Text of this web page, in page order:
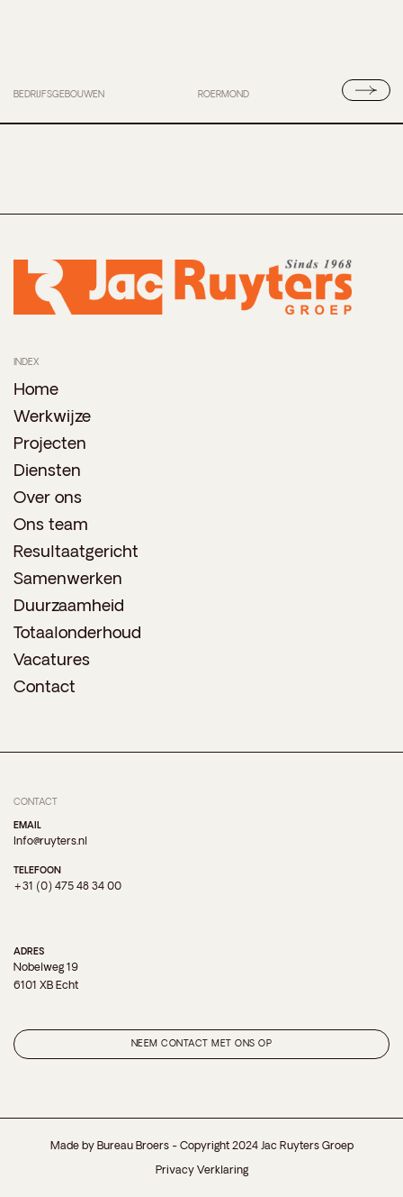
BEDRIJFSGEBOUWEN ROERMOND
INDEX
Home
Werkwijze
Projecten
Diensten
Over ons
Ons team
Resultaatgericht
Samenwerken
Duurzaamheid
Totaalonderhoud
Vacatures
Contact
CONTACT
EMAIL
Info@ruyters.nl
TELEFOON
+31 (0) 475 48 34 00
ADRES
Nobelweg 19
6101 XB Echt
NEEM CONTACT MET ONS OP
Made by Bureau Broers- Copyright 2024 Jac Ruyters Groep
Privacy Verklaring